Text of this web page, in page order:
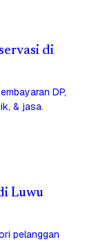
di
DP,
& jasa.
Luwu
pelanggan